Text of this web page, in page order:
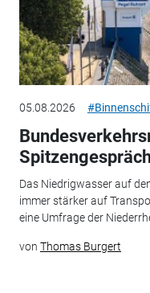
05.08.2026
Das Niedrigwasser auf
immer stärker auf
eine Umfrage der
von Thomas Burgert